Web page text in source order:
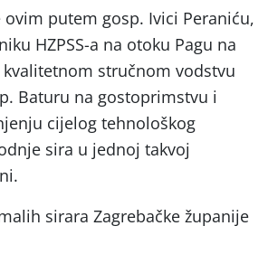
putem gosp. Ivici Peraniću,
HZPSS-a na otoku Pagu na
stručnom vodstvu
Baturu na gostoprimstvu i
cijelog tehnološkog
sira u jednoj takvoj
sirara Zagrebačke županije